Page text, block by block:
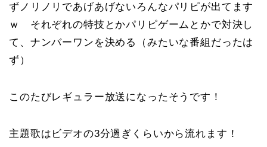
ずノリノリであげあげないろんなパリピが出てます
ｗ それぞれの特技とかパリピゲームとかで対決し
て、ナンバーワンを決める（みたいな番組だったは
ず）
このたびレギュラー放送になったそうです！
主題歌はビデオの3分過ぎくらいから流れます！